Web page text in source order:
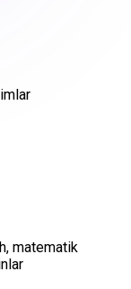
matematik